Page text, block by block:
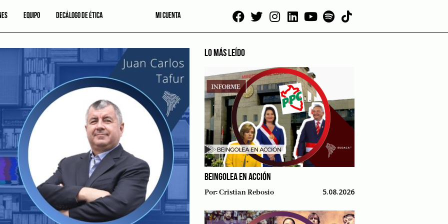
EQUIPO DECÁLOGO DE ÉTICA MI CUENTA
LO MÁS LEÍDO
BEINGOLEA EN ACCIÓN
Por:Cristian Rebosio 5.08.2026